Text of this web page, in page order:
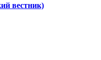
вестник)